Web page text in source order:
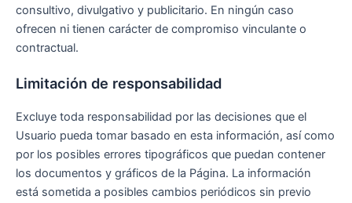
consultivo, divulgativo y publicitario. En ningún caso
ofrecen ni tienen carácter de compromiso vinculante o
contractual.
Limitación de responsabilidad
Excluye toda responsabilidad por las decisiones que el
Usuario pueda tomar basado en esta información, así como
por los posibles errores tipográficos que puedan contener
los documentos y gráficos de la Página. La información
está sometida a posibles cambios periódicos sin previo